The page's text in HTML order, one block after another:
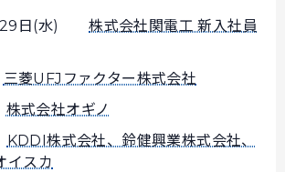
･29日(水)株式会社関電工 新入社員
三菱UFJファクター株式会社
株式会社オギノ
KDDI株式会社、鈴健興業株式会社、
イスカ